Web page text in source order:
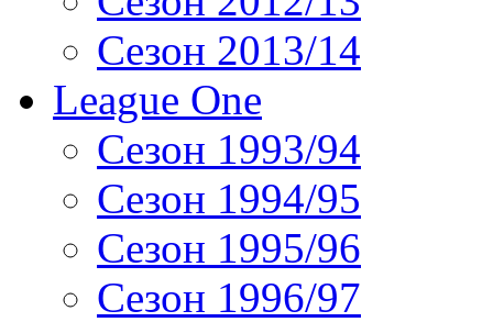
Сезон 2013/14
League One
Сезон 1993/94
Сезон 1994/95
Сезон 1995/96
Сезон 1996/97